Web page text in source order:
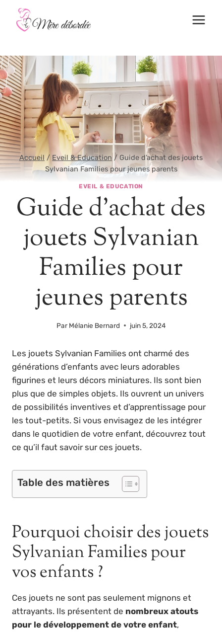
contenu
Accueil / Eveil & Education / Guide d’achat des jouets
Sylvanian Families pour jeunes parents
EVEIL & EDUCATION
Guide d’achat des
jouets Sylvanian
Families pour
jeunes parents
Par Mélanie Bernard juin 5, 2024
Les jouets Sylvanian Families ont charmé des
générations d’enfants avec leurs adorables
figurines et leurs décors miniatures. Ils sont bien
plus que de simples objets. Ils ouvrent un univers
de possibilités inventives et d’apprentissage pour
les tout-petits. Si vous envisagez de les intégrer
dans le quotidien de votre enfant, découvrez tout
ce qu’il faut savoir sur ces jouets.
Table des matières
Pourquoi choisir des jouets
Sylvanian Families pour
vos enfants ?
Ces jouets ne sont pas seulement mignons et
attrayants. Ils présentent de nombreux atouts
pour le développement de votre enfant,